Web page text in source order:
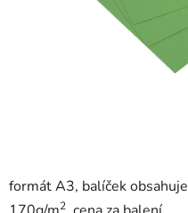
formát A3, balíček
2